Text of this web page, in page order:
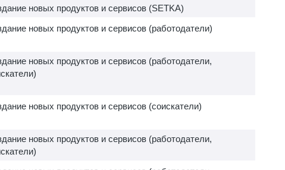
новых продуктов и сервисов (SETKA)
новых продуктов и сервисов (работодатели)
новых продуктов и сервисов (работодатели,
новых продуктов и сервисов (соискатели)
новых продуктов и сервисов (работодатели,